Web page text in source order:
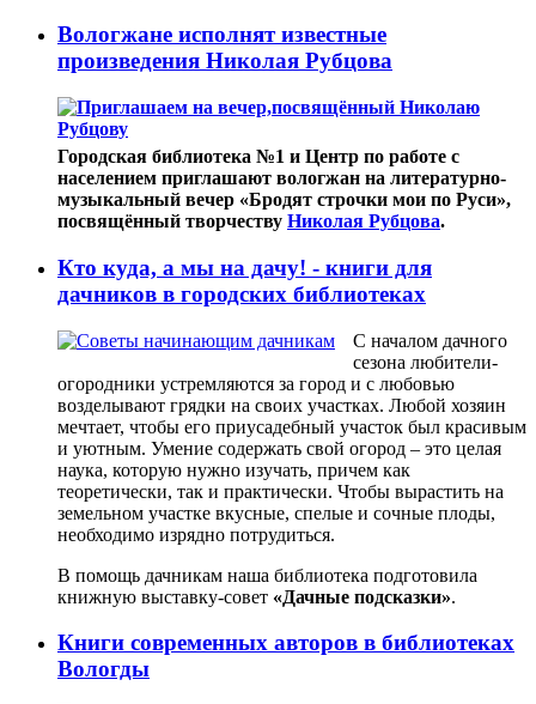
Вологжане исполнят известные
произведения Николая Рубцова
Городская библиотека №1 и Центр по работе с
населением приглашают вологжан на литературно-
музыкальный вечер «Бродят строчки мои по Руси»,
посвящённый творчеству Николая Рубцова.
Кто куда, а мы на дачу! - книги для
дачников в городских библиотеках
С началом дачного
сезона любители-
огородники устремляются за город и с любовью
возделывают грядки на своих участках. Любой хозяин
мечтает, чтобы его приусадебный участок был красивым
и уютным. Умение содержать свой огород – это целая
наука, которую нужно изучать, причем как
теоретически, так и практически. Чтобы вырастить на
земельном участке вкусные, спелые и сочные плоды,
необходимо изрядно потрудиться.
В помощь дачникам наша библиотека подготовила
книжную выставку-совет «Дачные подсказки».
Книги современных авторов в библиотеках
Вологды